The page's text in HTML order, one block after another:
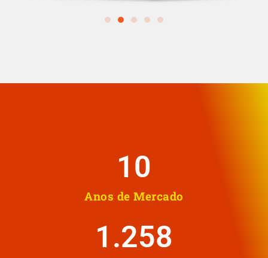
Anos de Mercado
10
1.258